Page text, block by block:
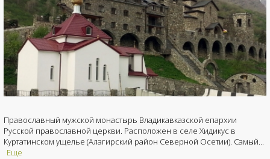
Православный мужской монастырь Владикавказской епархии
Русской православной церкви. Расположен в селе Хидикус в
Куртатинском ущелье (Алагирский район Северной Осетии). Самый...
Еще